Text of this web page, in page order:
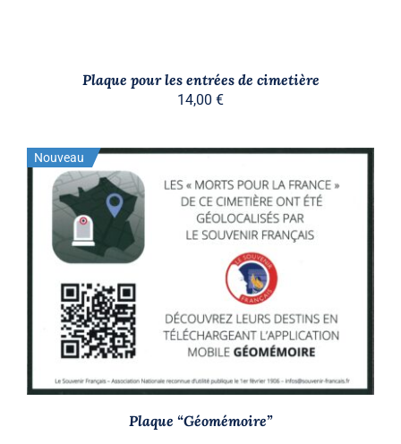
Plaque pour les entrées de cimetière
14,00 €
Stock épuisé
Nouveau
Plaque “Géomémoire”